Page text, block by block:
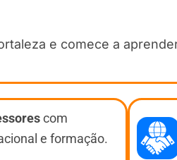
e comece a
com
e formação.